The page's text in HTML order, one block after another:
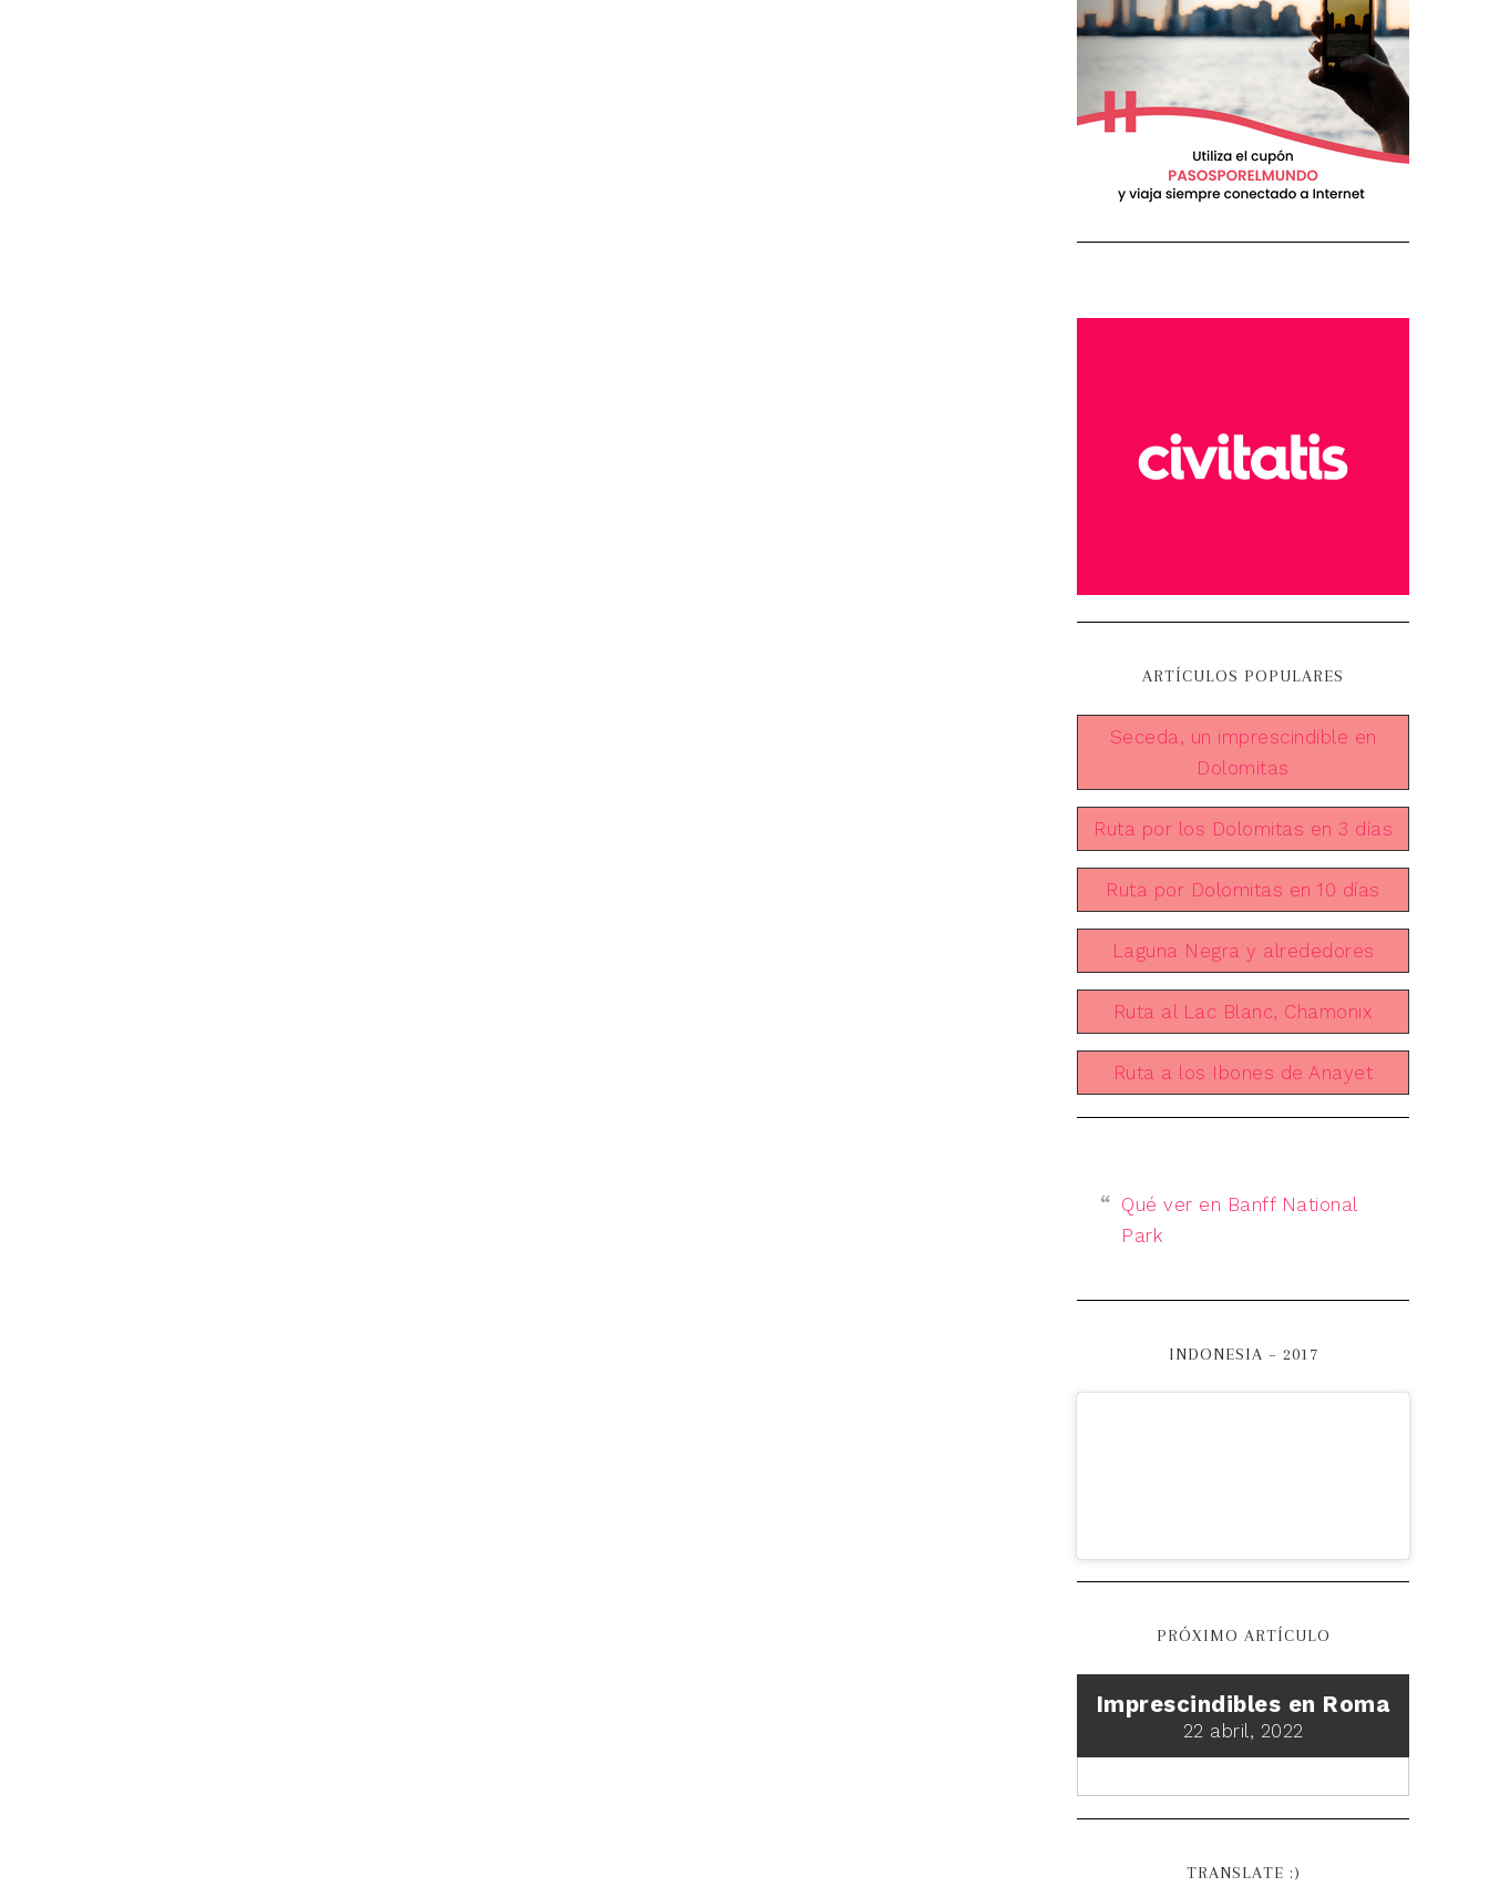
ARTÍCULOS POPULARES
Seceda, un imprescindible en
Dolomitas
Ruta por los Dolomitas en 3 días
Ruta por Dolomitas en 10 días
Laguna Negra y alrededores
Ruta al Lac Blanc, Chamonix
Ruta a los Ibones de Anayet
Qué ver en Banff National
Park
INDONESIA – 2017
PRÓXIMO ARTÍCULO
Imprescindibles en Roma
22 abril, 2022
TRANSLATE :)